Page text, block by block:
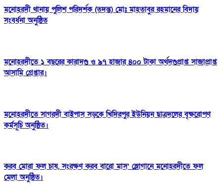
মনোহরদী থানায় পুলিশ পরিদর্শক (তদন্ত) মোঃ মাহতাবুর রহমানের বিদায়
সংবর্ধনা অনুষ্ঠিত
মনোহরদীতে ১ বছরের কারাদণ্ড ও ৯৭ হাজার ৪০০ টাকা অর্থদণ্ডপ্রাপ্ত সাজাপ্রাপ্ত
আসামি গ্রেপ্তার।
মনোহরদীতে সাগরদী বাইপাস সড়কে খিদিরপুর ইউনিয়ন ছাত্রদলের বৃক্ষরোপণ
কর্মসূচি অনুষ্ঠিত।
করব মোরা ফল চাষ, সংরক্ষণ করব বারো মাস’ স্লোগানে মনোহরদীতে ফল
মেলা অনুষ্ঠিত।